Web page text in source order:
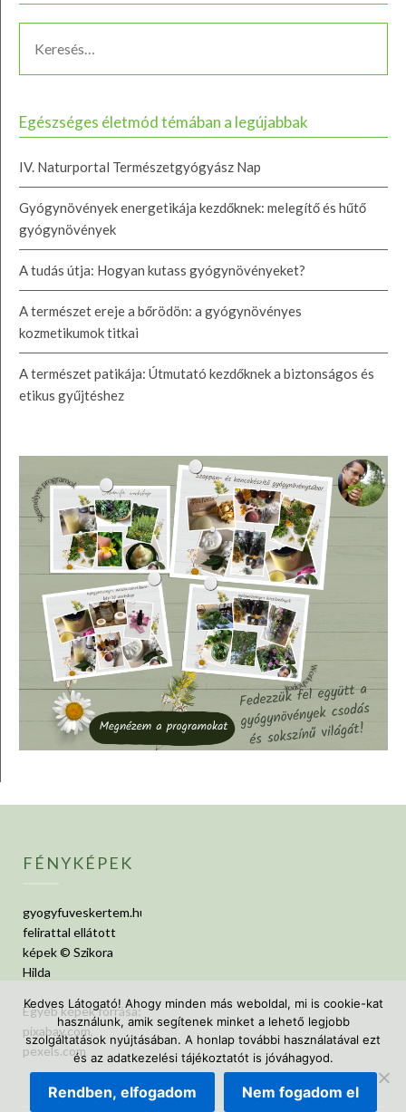
Egészséges életmód témában a legújabbak
IV. Naturportal Természetgyógyász Nap
Gyógynövények energetikája kezdőknek: melegítő és hűtő
gyógynövények
A tudás útja: Hogyan kutass gyógynövényeket?
A természet ereje a bőrödön: a gyógynövényes
kozmetikumok titkai
A természet patikája: Útmutató kezdőknek a biztonságos és
etikus gyűjtéshez
FÉNYKÉPEK
gyogyfuveskertem.hu
felirattal ellátott
képek © Szikora
Hilda
Egyéb képek forrása:
pixabay.com,
pexels.com
Kedves Látogató! Ahogy minden más weboldal, mi is cookie-kat
használunk, amik segítenek minket a lehető legjobb
szolgáltatások nyújtásában. A honlap további használatával ezt
és az adatkezelési tájékoztatót is jóváhagyod.
Rendben, elfogadom Nem fogadom el